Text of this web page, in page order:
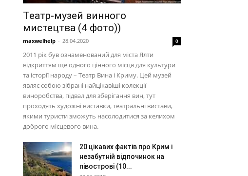
Театр-музей винного
мистецтва (4 фото))
maxwelhelp - 28.04.2020 0
2011 рік був ознаменований для міста Ялти
відкриттям ще одного цінного місця для культури
та історії народу – Театр Вина і Криму. Цей музей
являє собою зібрані найцікавіші колекції
виноробства, підвал для зберігання вин, тут
проходять художні виставки, театральні вистави,
якими туристи зможуть насолодитися за келихом
доброго місцевого вина.
20 цікавих фактів про Крим і
незабутній відпочинок на
півострові (10...